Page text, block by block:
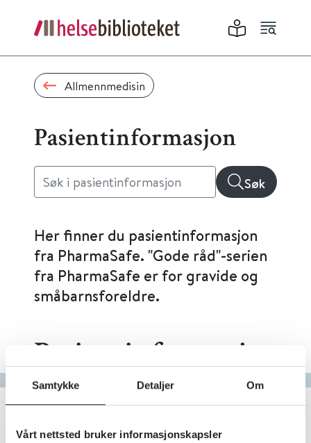
Samtykke Detaljer Om
Vårt nettsted bruker informasjonskapsler
Allmennmedisin
Pasientinformasjon
Søk
Her finner du pasientinformasjon
fra PharmaSafe. "Gode råd"-serien
fra PharmaSafe er for gravide og
småbarnsforeldre.
Pasientinformasjon
Gå til bokstav
Filter
3Treff Alfabetisk